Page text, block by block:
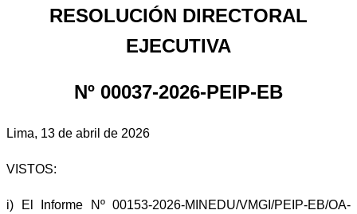
RESOLUCIÓN DIRECTORAL
EJECUTIVA
Nº 00037-2026-PEIP-EB
Lima, 13 de abril de 2026
VISTOS:
i) El Informe Nº 00153-2026-MINEDU/VMGI/PEIP-EB/OA-